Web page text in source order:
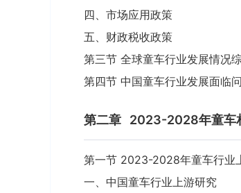
四、市场应用政策
五、财政税收政策
第三节 全球童车行业发展情况
第四节 中国童车行业发展面临
第二章 2023-2028年童车
第一节 2023-2028年童车行业
一、中国童车行业上游研究